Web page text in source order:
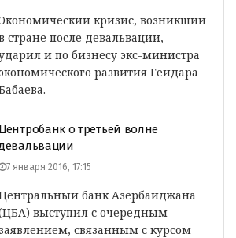
кризис, возникший
стране после девальвации,
и по бизнесу экс-министра
развития Гейдара
Центробанк о третьей волне
7 января 2016, 17:15
банк Азербайджана
выступил с очередным
связанным с курсом